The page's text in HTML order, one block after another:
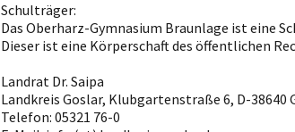
Schulträger:
Das Oberharz-Gymnasium Braunlage ist eine
Dieser ist eine Körperschaft des öffentlichen
Landrat Dr. Saipa
Landkreis Goslar, Klubgartenstraße 6, D-38640
Telefon: 05321 76-0